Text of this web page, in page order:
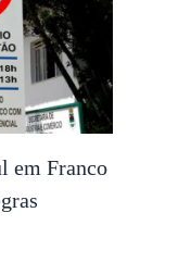
em Franco